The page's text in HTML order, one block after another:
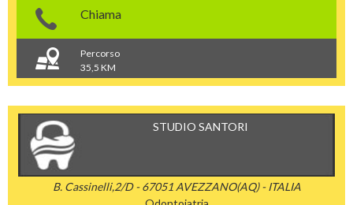
Chiama
Percorso
35,5 KM
STUDIO SANTORI
B. Cassinelli,2/D - 67051 AVEZZANO(AQ) - ITALIA